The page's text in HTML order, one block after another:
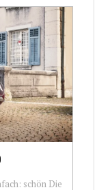
schön Die